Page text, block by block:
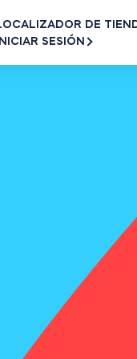
DE
SESIÓN